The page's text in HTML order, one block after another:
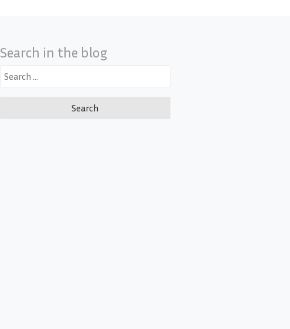
Search in the blog
Search